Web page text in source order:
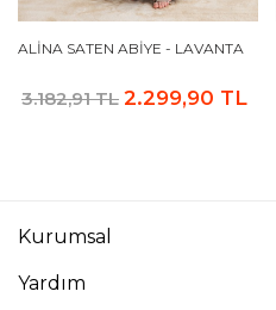
ALINA SATEN ABIYE - LAVANTA
3.182,91 TL 2.299,90 TL
Kurumsal
Yardım